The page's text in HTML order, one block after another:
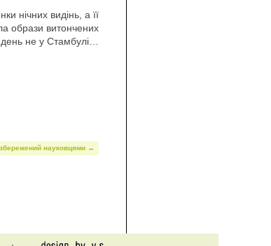
нічних видінь, а її
образи витончених
не у Стамбулі…
науковцями →